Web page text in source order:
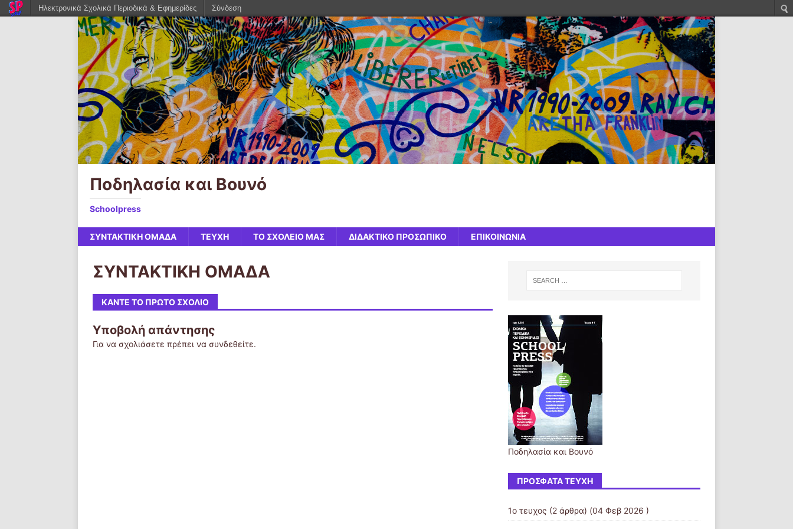
Ποδηλασία και Βουνό
Schoolpress
ΣΥΝΤΑΚΤΙΚΗ ΟΜΑΔΑ ΤΕΥΧΗ ΤΟ ΣΧΟΛΕΙΟ ΜΑΣ ΔΙΔΑΚΤΙΚΟ ΠΡΟΣΩΠΙΚΟ ΕΠΙΚΟΙΝΩΝΙΑ
ΣΥΝΤΑΚΤΙΚΗ ΟΜΑΔΑ
ΚΆΝΤΕ ΤΟ ΠΡΏΤΟ ΣΧΌΛΙΟ
Υποβολή απάντησης
Για να σχολιάσετε πρέπει να συνδεθείτε.
Ποδηλασία και Βουνό
ΠΡΌΣΦΑΤΑ ΤΕΎΧΗ
1ο τευχος (2 άρθρα) (04 Φεβ 2026 )
Ηλεκτρονικά Σχολικά Περιοδικά & Εφημερίδες Σύνδεση